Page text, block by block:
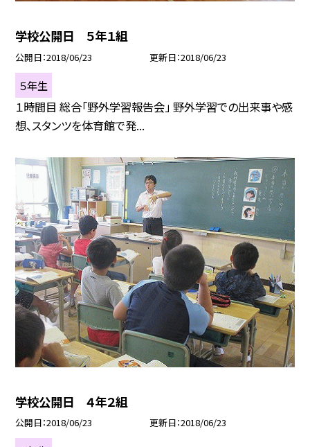
学校公開日 ５年１組
公開日 2018/06/23 更新日 2018/06/23
５年生
１時間目 総合「野外学習報告会」 野外学習での出来事や感
想、スタンツを体育館で発...
学校公開日 ４年２組
公開日 2018/06/23 更新日 2018/06/23